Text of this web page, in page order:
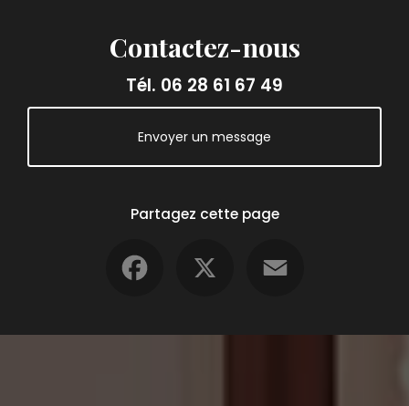
Contactez-nous
Tél. 06 28 61 67 49
Envoyer un message
Partagez cette page